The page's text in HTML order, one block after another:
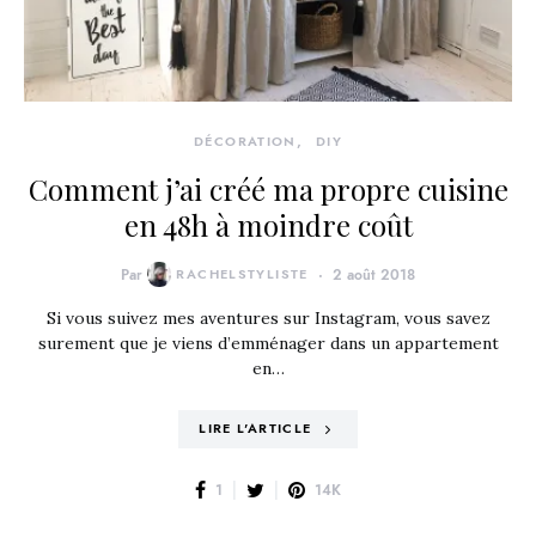
DÉCORATION DIY
Comment j’ai créé ma propre cuisine
en 48h à moindre coût
Par RACHELSTYLISTE 2 août 2018
Si vous suivez mes aventures sur Instagram, vous savez
surement que je viens d’emménager dans un appartement
en…
LIRE L'ARTICLE
1 14K